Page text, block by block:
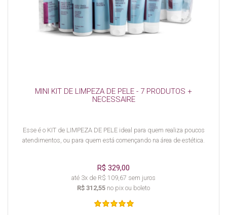
MINI KIT DE LIMPEZA DE PELE - 7 PRODUTOS +
NECESSAIRE
Esse é o KIT de LIMPEZA DE PELE ideal para quem realiza poucos
atendimentos, ou para quem está començando na área de estética.
R$ 329,00
até 3x de R$ 109,67 sem juros
R$ 312,55 no pix ou boleto